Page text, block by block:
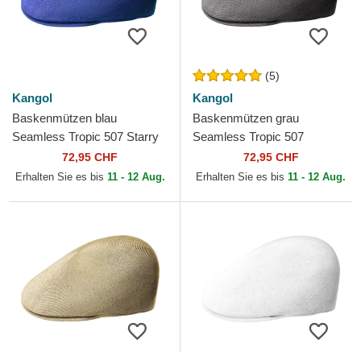
Kangol
Baskenmützen blau
Seamless Tropic 507 Starry
Blue von Kangol
72,95 CHF
Erhalten Sie es bis 11 - 12 Aug.
(5)
Kangol
Baskenmützen grau
Seamless Tropic 507
Charcoal von Kangol
72,95 CHF
Erhalten Sie es bis 11 - 12 Aug.